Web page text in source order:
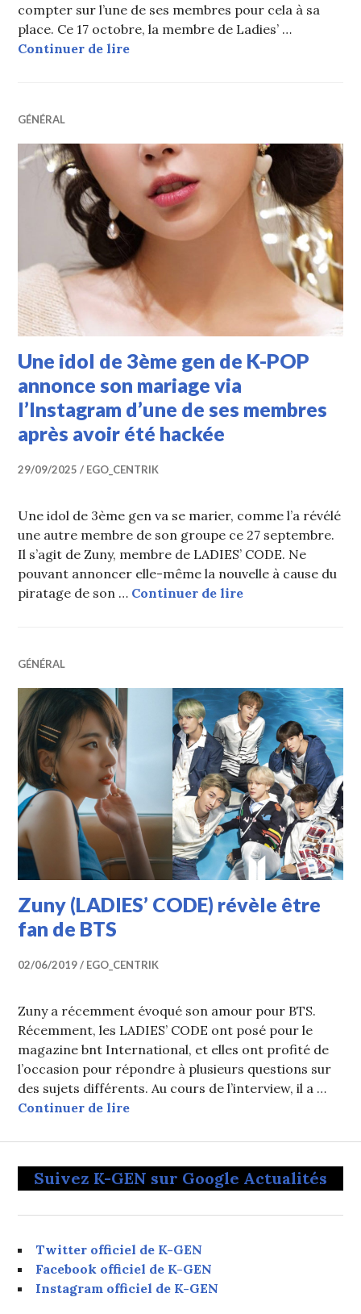
compter sur l’une de ses membres pour cela à sa
place. Ce 17 octobre, la membre de Ladies’ …
Continuer de lireUne idol de 3ème gen de K-POP
GÉNÉRAL
Une idol de 3ème gen de K-POP
annonce son mariage via
l’Instagram d’une de ses membres
après avoir été hackée
29/09/2025 EGO_CENTRIK
Une idol de 3ème gen va se marier, comme l’a révélé
une autre membre de son groupe ce 27 septembre.
Il s’agit de Zuny, membre de LADIES’ CODE. Ne
pouvant annoncer elle-même la nouvelle à cause du
piratage de son … Continuer de lireUne idol de 3ème
GÉNÉRAL
Zuny (LADIES’ CODE) révèle être
fan de BTS
02/06/2019 EGO_CENTRIK
Zuny a récemment évoqué son amour pour BTS.
Récemment, les LADIES’ CODE ont posé pour le
magazine bnt International, et elles ont profité de
l’occasion pour répondre à plusieurs questions sur
des sujets différents. Au cours de l’interview, il a …
Continuer de lireZuny (LADIES’ CODE) révèle être
Suivez K-GEN sur Google Actualités
Twitter officiel de K-GEN
Facebook officiel de K-GEN
Instagram officiel de K-GEN